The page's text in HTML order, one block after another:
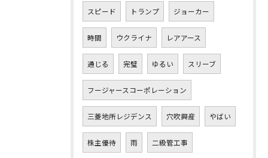
スピード トランプ ジョーカー
時間 ウクライナ レアアース
通じる 完璧 ゆるい スリーブ
フージャースコーポレーション
三菱地所レジデンス 穴吹興産 やばい
株主優待 雨 二級管工事